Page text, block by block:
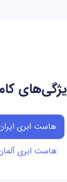
هاست ابری
هاست ابری